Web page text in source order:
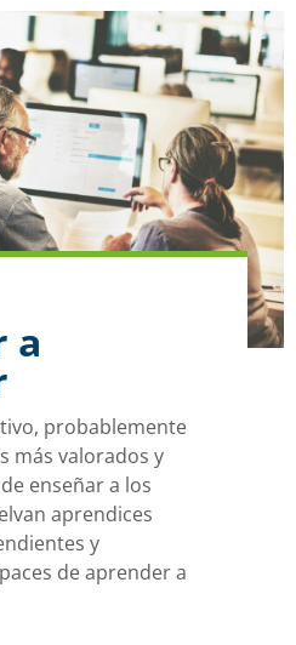
a
probablemente
más valorados y
enseñar a los
aprendices
y
de aprender a